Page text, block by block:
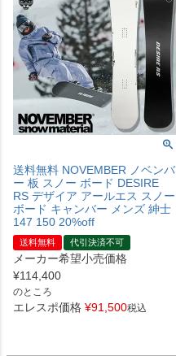
送料無料 NOVEMBER ノベンバ
ー 板 スノー ボード DESIRE
RS デザイア アールエス スノー
ボード キャンバー メンズ 紳士
147 150 20%off
送料無料 代引決済不可
メーカー希望小売価格
¥114,400
のところ
エレスポ価格 ¥91,500税込